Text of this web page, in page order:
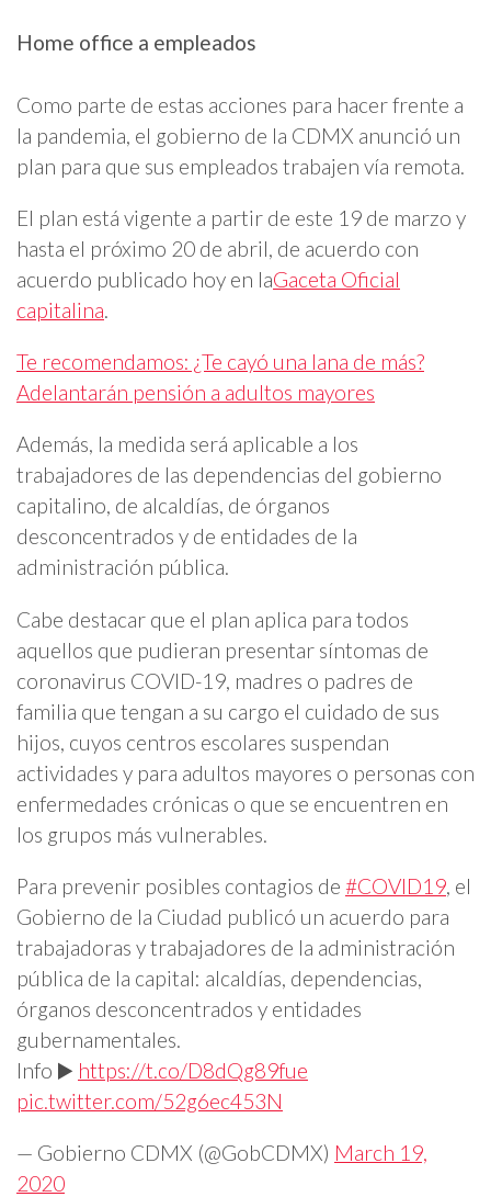
Home office a empleados
Como parte de estas acciones para hacer frente a
la pandemia, el gobierno de la CDMX anunció un
plan para que sus empleados trabajen vía remota.
El plan está vigente a partir de este 19 de marzo y
hasta el próximo 20 de abril, de acuerdo con
acuerdo publicado hoy en laGaceta Oficial
capitalina.
Te recomendamos: ¿Te cayó una lana de más?
Adelantarán pensión a adultos mayores
Además, la medida será aplicable a los
trabajadores de las dependencias del gobierno
capitalino, de alcaldías, de órganos
desconcentrados y de entidades de la
administración pública.
Cabe destacar que el plan aplica para todos
aquellos que pudieran presentar síntomas de
coronavirus COVID-19, madres o padres de
familia que tengan a su cargo el cuidado de sus
hijos, cuyos centros escolares suspendan
actividades y para adultos mayores o personas con
enfermedades crónicas o que se encuentren en
los grupos más vulnerables.
Para prevenir posibles contagios de #COVID19, el
Gobierno de la Ciudad publicó un acuerdo para
trabajadoras y trabajadores de la administración
pública de la capital: alcaldías, dependencias,
órganos desconcentrados y entidades
gubernamentales.
Info ▶️ https://t.co/D8dQg89fue
pic.twitter.com/52g6ec453N
— Gobierno CDMX (@GobCDMX) March 19,
2020